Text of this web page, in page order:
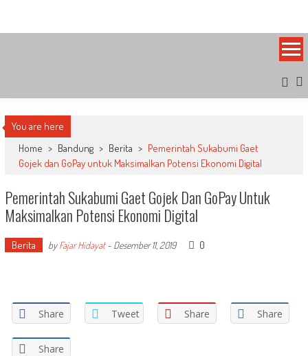
content
You are here
Home > Bandung > Berita > Pemerintah Sukabumi Gaet
Gojek dan GoPay untuk Maksimalkan Potensi Ekonomi Digital
Pemerintah Sukabumi Gaet Gojek Dan GoPay Untuk
Maksimalkan Potensi Ekonomi Digital
Berita byFajar Hidayat- Desember 11, 2019 0
Share Tweet Share Share
Share